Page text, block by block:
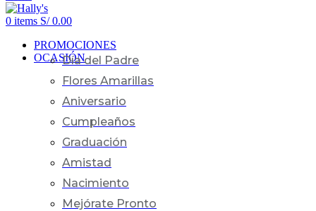
0 items S/0.00
PROMOCIONES
OCASIÓNDía del Padre
Flores Amarillas
Aniversario
Cumpleaños
Graduación
Amistad
Nacimiento
Mejórate Pronto